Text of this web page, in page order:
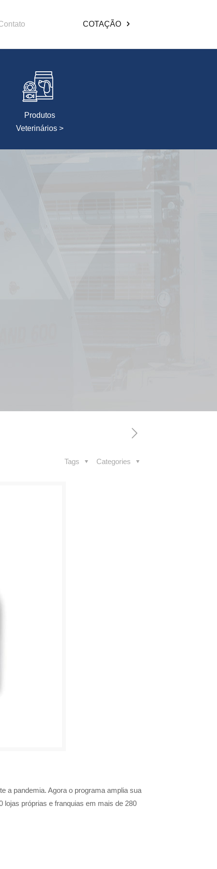
COTAÇÃO
Produtos
Veterinários >
Categories
Tags
a pandemia. Agora o programa amplia sua
lojas próprias e franquias em mais de 280